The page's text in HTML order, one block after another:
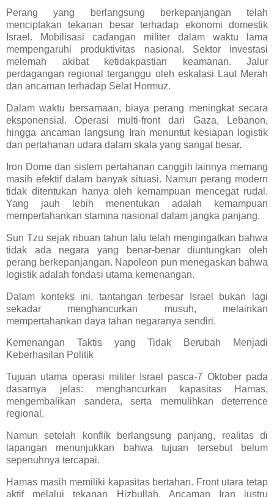
Perang yang berlangsung berkepanjangan telah
menciptakan tekanan besar terhadap ekonomi domestik
Israel. Mobilisasi cadangan militer dalam waktu lama
mempengaruhi produktivitas nasional. Sektor investasi
melemah akibat ketidakpastian keamanan. Jalur
perdagangan regional terganggu oleh eskalasi Laut Merah
dan ancaman terhadap Selat Hormuz.
Dalam waktu bersamaan, biaya perang meningkat secara
eksponensial. Operasi multi-front dari Gaza, Lebanon,
hingga ancaman langsung Iran menuntut kesiapan logistik
dan pertahanan udara dalam skala yang sangat besar.
Iron Dome dan sistem pertahanan canggih lainnya memang
masih efektif dalam banyak situasi. Namun perang modern
tidak ditentukan hanya oleh kemampuan mencegat rudal.
Yang jauh lebih menentukan adalah kemampuan
mempertahankan stamina nasional dalam jangka panjang.
Sun Tzu sejak ribuan tahun lalu telah mengingatkan bahwa
tidak ada negara yang benar-benar diuntungkan oleh
perang berkepanjangan. Napoleon pun menegaskan bahwa
logistik adalah fondasi utama kemenangan.
Dalam konteks ini, tantangan terbesar Israel bukan lagi
sekadar menghancurkan musuh, melainkan
mempertahankan daya tahan negaranya sendiri.
Kemenangan Taktis yang Tidak Berubah Menjadi
Keberhasilan Politik
Tujuan utama operasi militer Israel pasca-7 Oktober pada
dasarnya jelas: menghancurkan kapasitas Hamas,
mengembalikan sandera, serta memulihkan deterrence
regional.
Namun setelah konflik berlangsung panjang, realitas di
lapangan menunjukkan bahwa tujuan tersebut belum
sepenuhnya tercapai.
Hamas masih memiliki kapasitas bertahan. Front utara tetap
aktif melalui tekanan Hizbullah. Ancaman Iran justru